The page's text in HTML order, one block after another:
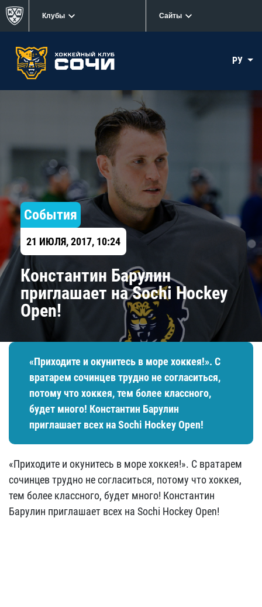
Клубы Сайты
РУ
События
21 ИЮЛЯ, 2017, 10:24
Константин Барулин
приглашает на Sochi Hockey
Open!
«Приходите и окунитесь в море хоккея!». С
вратарем сочинцев трудно не согласиться,
потому что хоккея, тем более классного,
будет много! Константин Барулин
приглашает всех на Sochi Hockey Open!
«Приходите и окунитесь в море хоккея!». С вратарем
сочинцев трудно не согласиться, потому что хоккея,
тем более классного, будет много! Константин
Барулин приглашает всех на Sochi Hockey Open!